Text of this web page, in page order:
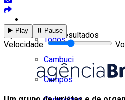
Todos
Cambuci
Campos
Ver todos os resultados
▶️ Play ⏸️ Pause
Velocidade: